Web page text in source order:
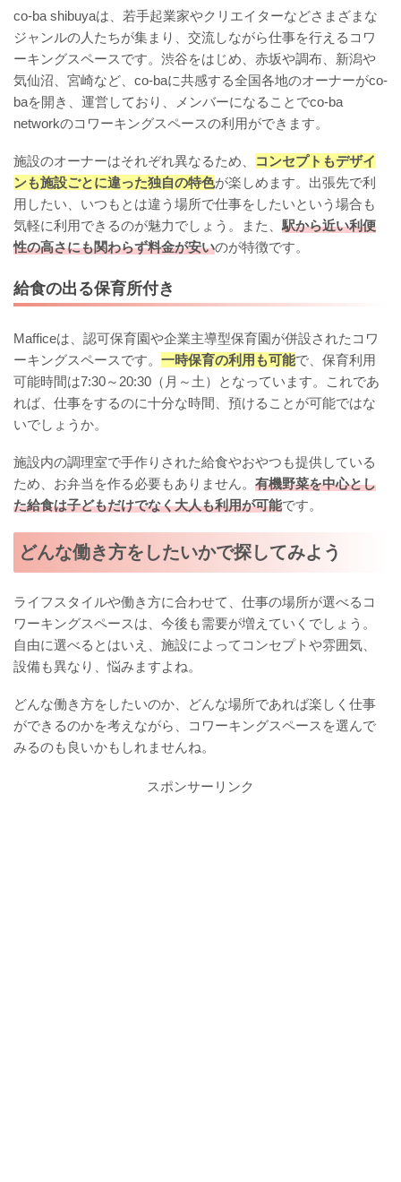
co-ba shibuyaは、若手起業家やクリエイターなどさまざまな
ジャンルの人たちが集まり、交流しながら仕事を行えるコワ
ーキングスペースです。渋谷をはじめ、赤坂や調布、新潟や
気仙沼、宮崎など、co-baに共感する全国各地のオーナーがco-
baを開き、運営しており、メンバーになることでco-ba
networkのコワーキングスペースの利用ができます。
施設のオーナーはそれぞれ異なるため、
コンセプトもデザイ
ンも施設ごとに違った独自の特色が楽しめます。出張先で利
用したい、いつもとは違う場所で仕事をしたいという場合も
気軽に利用できるのが魅力でしょう。また、 駅から近い利便
性の高さにも関わらず料金が安いのが特徴です。
給食の出る保育所付き
Mafficeは、認可保育園や企業主導型保育園が併設されたコワ
ーキングスペースです。 一時保育の利用も可能で、保育利用
可能時間は7:30～20:30（月～土）となっています。これであ
れば、仕事をするのに十分な時間、預けることが可能ではな
いでしょうか。
施設内の調理室で手作りされた給食やおやつも提供している
ため、お弁当を作る必要もありません。 有機野菜を中心とし
た給食は子どもだけでなく大人も利用が可能です。
どんな働き方をしたいかで探してみよう
ライフスタイルや働き方に合わせて、仕事の場所が選べるコ
ワーキングスペースは、今後も需要が増えていくでしょう。
自由に選べるとはいえ、施設によってコンセプトや雰囲気、
設備も異なり、悩みますよね。
どんな働き方をしたいのか、どんな場所であれば楽しく仕事
ができるのかを考えながら、コワーキングスペースを選んで
みるのも良いかもしれませんね。
スポンサーリンク